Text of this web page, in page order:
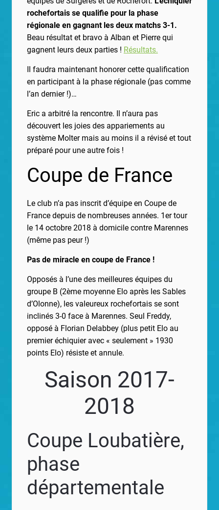
rochefortais se qualifie pour la phase
régionale en gagnant les deux matchs 3-1.
Beau résultat et bravo à Alban et Pierre qui
gagnent leurs deux parties ! Résultats.
Il faudra maintenant honorer cette qualification
en participant à la phase régionale (pas comme
l’an dernier !)…
Eric a arbitré la rencontre. Il n’aura pas
découvert les joies des appariements au
système Molter mais au moins il a révisé et tout
préparé pour une autre fois !
Coupe de France
Le club n’a pas inscrit d’équipe en Coupe de
France depuis de nombreuses années. 1er tour
le 14 octobre 2018 à domicile contre Marennes
(même pas peur !)
Pas de miracle en coupe de France !
Opposés à l’une des meilleures équipes du
groupe B (2ème moyenne Elo après les Sables
d’Olonne), les valeureux rochefortais se sont
inclinés 3-0 face à Marennes. Seul Freddy,
opposé à Florian Delabbey (plus petit Elo au
premier échiquier avec « seulement » 1930
points Elo) résiste et annule.
Saison 2017-
2018
Coupe Loubatière,
phase
départementale